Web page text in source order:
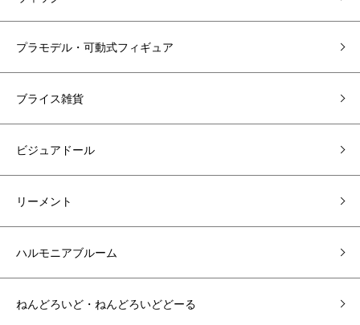
プラモデル・可動式フィギュア
ブライス雑貨
ビジュアドール
リーメント
ハルモニアブルーム
ねんどろいど・ねんどろいどどーる